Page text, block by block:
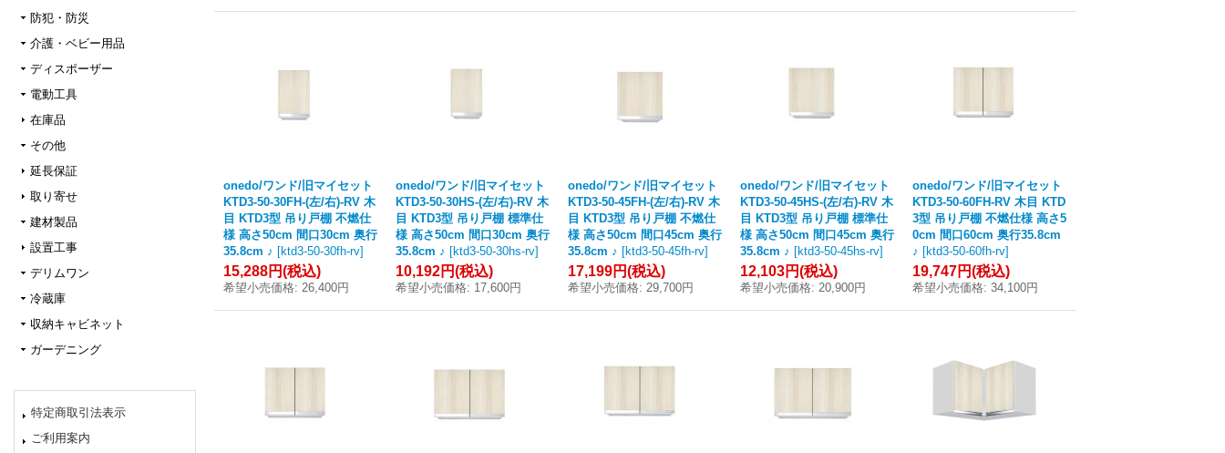
防犯・防災
介護・ベビー用品
ディスポーザー
電動工具
在庫品
その他
延長保証
取り寄せ
建材製品
設置工事
デリムワン
冷蔵庫
収納キャビネット
ガーデニング
特定商取引法表示
ご利用案内
onedo/ワンド/旧マイセット
KTD3-50-30FH-(左/右)-RV 木
目 KTD3型 吊り戸棚 不燃仕
様 高さ50cm 間口30cm 奥行
35.8cm ♪ [ktd3-50-30fh-rv]
15,288円(税込)
希望小売価格: 26,400円
onedo/ワンド/旧マイセット
KTD3-50-30HS-(左/右)-RV 木
目 KTD3型 吊り戸棚 標準仕
様 高さ50cm 間口30cm 奥行
35.8cm ♪ [ktd3-50-30hs-rv]
10,192円(税込)
希望小売価格: 17,600円
onedo/ワンド/旧マイセット
KTD3-50-45FH-(左/右)-RV 木
目 KTD3型 吊り戸棚 不燃仕
様 高さ50cm 間口45cm 奥行
35.8cm ♪ [ktd3-50-45fh-rv]
17,199円(税込)
希望小売価格: 29,700円
onedo/ワンド/旧マイセット
KTD3-50-45HS-(左/右)-RV 木
目 KTD3型 吊り戸棚 標準仕
様 高さ50cm 間口45cm 奥行
35.8cm ♪ [ktd3-50-45hs-rv]
12,103円(税込)
希望小売価格: 20,900円
onedo/ワンド/旧マイセット
KTD3-50-60FH-RV 木目 KTD
3型 吊り戸棚 不燃仕様 高さ5
0cm 間口60cm 奥行35.8cm
♪ [ktd3-50-60fh-rv]
19,747円(税込)
希望小売価格: 34,100円